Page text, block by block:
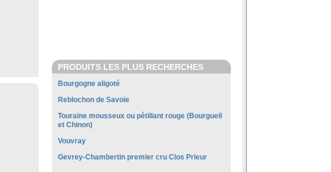
PRODUITS LES PLUS RECHERCHES
Bourgogne aligoté
Reblochon de Savoie
Touraine mousseux ou pétillant rouge (Bourgueil
et Chinon)
Vouvray
Gevrey-Chambertin premier cru Clos Prieur